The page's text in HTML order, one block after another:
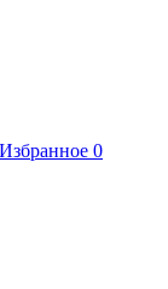
Избранное 0